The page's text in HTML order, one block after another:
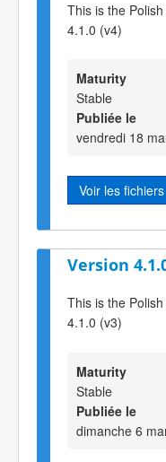
This is the
4.1.0 (v4)
Maturity
Stable
Publiée le
vendredi 18
Voir les fichiers
Version
This is the
4.1.0 (v3)
Maturity
Stable
Publiée le
dimanche 6